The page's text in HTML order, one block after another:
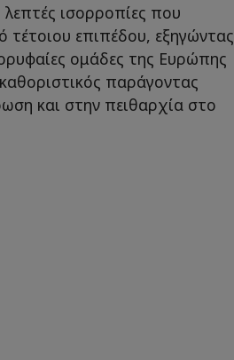
ισορροπίες που
τέτοιου επιπέδου, εξηγώντας
ομάδες της Ευρώπης
παράγοντας
και στην πειθαρχία στο